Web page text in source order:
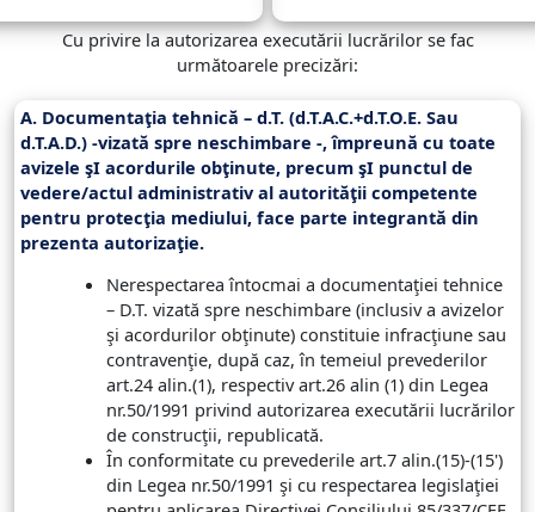
Cu privire la autorizarea executării lucrărilor se fac
următoarele precizări:
A. Documentaţia tehnică – d.T. (d.T.A.C.+d.T.O.E. Sau
d.T.A.D.) -vizată spre neschimbare -, împreună cu toate
avizele şI acordurile obţinute, precum şI punctul de
vedere/actul administrativ al autorităţii competente
pentru protecţia mediului, face parte integrantă din
prezenta autorizaţie.
Nerespectarea întocmai a documentaţiei tehnice
– D.T. vizată spre neschimbare (inclusiv a avizelor
şi acordurilor obţinute) constituie infracţiune sau
contravenţie, după caz, în temeiul prevederilor
art.24 alin.(1), respectiv art.26 alin (1) din Legea
nr.50/1991 privind autorizarea executării lucrărilor
de construcţii, republicată.
În conformitate cu prevederile art.7 alin.(15)-(15')
din Legea nr.50/1991 şi cu respectarea legislaţiei